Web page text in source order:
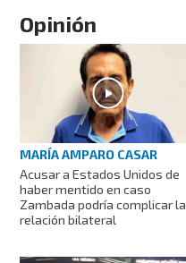
Opinión
MARÍA AMPARO CASAR
Acusar a Estados Unidos de
haber mentido en caso
Zambada podría complicar la
relación bilateral